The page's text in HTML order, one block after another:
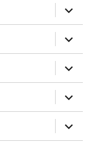
anzeigen
anzeigen
anzeigen
anzeigen
anzeigen